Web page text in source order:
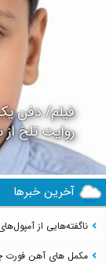
روایت تلخ
آخرین خبرها
ناگفته‌هایی از
مکمل های آهن فورت